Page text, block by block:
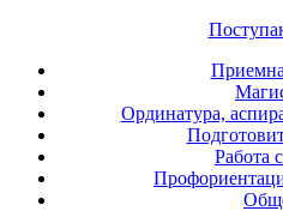
Ординатура,
Работа